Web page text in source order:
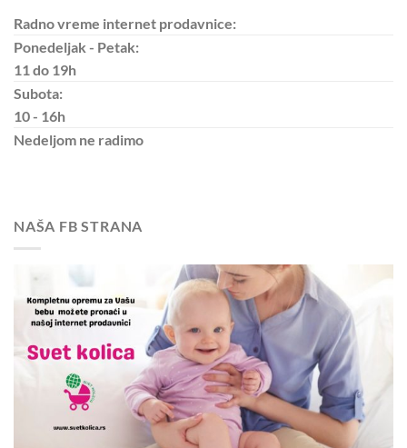
Radno vreme internet prodavnice:
Ponedeljak - Petak:
11 do 19h
Subota:
10 - 16h
Nedeljom ne radimo
NAŠA FB STRANA